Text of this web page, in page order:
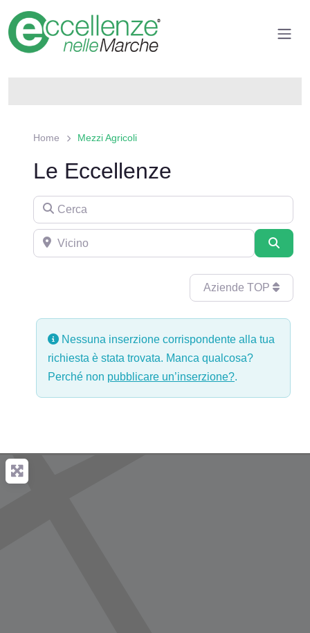
Home Mezzi Agricoli
Le Eccellenze
Aziende TOP
Nessuna inserzione corrispondente alla tua
richiesta è stata trovata. Manca qualcosa?
Perché non pubblicare un’inserzione?.